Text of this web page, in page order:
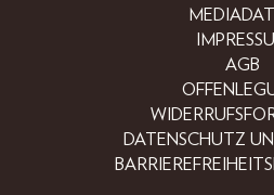
AGB
DATENSCHUTZ